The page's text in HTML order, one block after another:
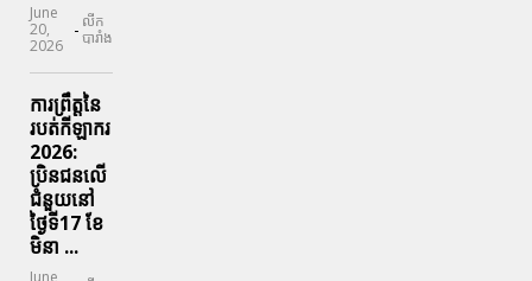
June
20,
2026
- លីក
បារាំង
ការព្រឹត្តនៃ
របត់កីឡាករ
2026:
ប្រិនជនលើ
ជំនួយនៅ
ថ្ងៃទី17 ខែ
មិនា ...